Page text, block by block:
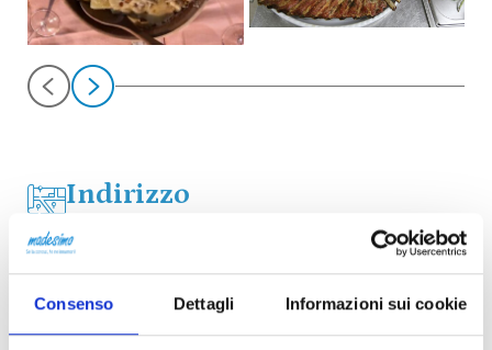
Consenso Dettagli Informazioni sui cookie
Indirizzo
Via Cascata, 7, 23024 Madesimo, SO, Italia
Telefono